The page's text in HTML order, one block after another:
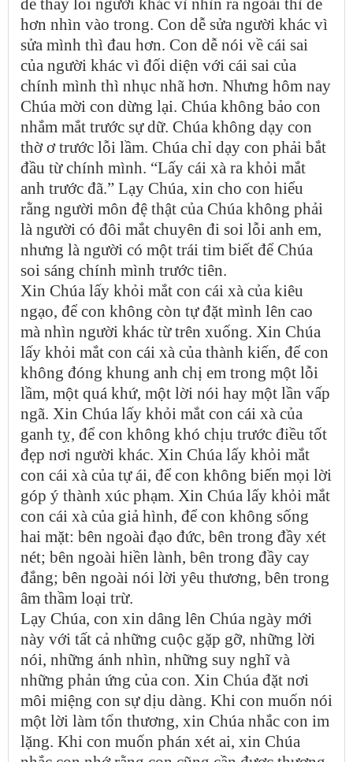
dễ thấy lỗi người khác vì nhìn ra ngoài thì dễ
hơn nhìn vào trong. Con dễ sửa người khác vì
sửa mình thì đau hơn. Con dễ nói về cái sai
của người khác vì đối diện với cái sai của
chính mình thì nhục nhã hơn. Nhưng hôm nay
Chúa mời con dừng lại. Chúa không bảo con
nhắm mắt trước sự dữ. Chúa không dạy con
thờ ơ trước lỗi lầm. Chúa chỉ dạy con phải bắt
đầu từ chính mình. “Lấy cái xà ra khỏi mắt
anh trước đã.” Lạy Chúa, xin cho con hiểu
rằng người môn đệ thật của Chúa không phải
là người có đôi mắt chuyên đi soi lỗi anh em,
nhưng là người có một trái tim biết để Chúa
soi sáng chính mình trước tiên.
Xin Chúa lấy khỏi mắt con cái xà của kiêu
ngạo, để con không còn tự đặt mình lên cao
mà nhìn người khác từ trên xuống. Xin Chúa
lấy khỏi mắt con cái xà của thành kiến, để con
không đóng khung anh chị em trong một lỗi
lầm, một quá khứ, một lời nói hay một lần vấp
ngã. Xin Chúa lấy khỏi mắt con cái xà của
ganh tỵ, để con không khó chịu trước điều tốt
đẹp nơi người khác. Xin Chúa lấy khỏi mắt
con cái xà của tự ái, để con không biến mọi lời
góp ý thành xúc phạm. Xin Chúa lấy khỏi mắt
con cái xà của giả hình, để con không sống
hai mặt: bên ngoài đạo đức, bên trong đầy xét
nét; bên ngoài hiền lành, bên trong đầy cay
đắng; bên ngoài nói lời yêu thương, bên trong
âm thầm loại trừ.
Lạy Chúa, con xin dâng lên Chúa ngày mới
này với tất cả những cuộc gặp gỡ, những lời
nói, những ánh nhìn, những suy nghĩ và
những phản ứng của con. Xin Chúa đặt nơi
môi miệng con sự dịu dàng. Khi con muốn nói
một lời làm tổn thương, xin Chúa nhắc con im
lặng. Khi con muốn phán xét ai, xin Chúa